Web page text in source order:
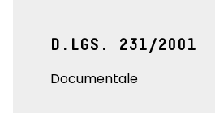
D.LGS. 231/2001
Documentale